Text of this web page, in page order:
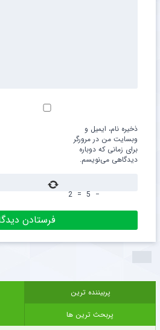
ذخیره نام، ایمیل و
وبسایت من در مرورگر
برای زمانی که دوباره
دیدگاهی می‌نویسم.
−
5
=
2
پربیننده ترین
پربحث ترین ها